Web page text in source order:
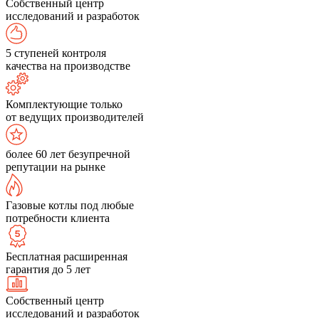
Собственный центр
исследований и разработок
5 ступеней контроля
качества на производстве
Комплектующие только
от ведущих производителей
более 60 лет безупречной
репутации на рынке
Газовые котлы под любые
потребности клиента
Бесплатная расширенная
гарантия до 5 лет
Собственный центр
исследований и разработок